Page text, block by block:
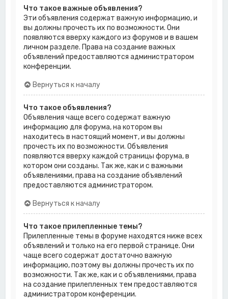
Что такое важные объявления?
Эти объявления содержат важную информацию, и
вы должны прочесть их по возможности. Они
появляются вверху каждого из форумов и в вашем
личном разделе. Права на создание важных
объявлений предоставляются администратором
конференции.
Вернуться к началу
Что такое объявления?
Объявления чаще всего содержат важную
информацию для форума, на котором вы
находитесь в настоящий момент, и вы должны
прочесть их по возможности. Объявления
появляются вверху каждой страницы форума, в
котором они созданы. Так же, как и с важными
объявлениями, права на создание объявлений
предоставляются администратором.
Вернуться к началу
Что такое прилепленные темы?
Прилепленные темы в форуме находятся ниже всех
объявлений и только на его первой странице. Они
чаще всего содержат достаточно важную
информацию, поэтому вы должны прочесть их по
возможности. Так же, как и с объявлениями, права
на создание прилепленных тем предоставляются
администратором конференции.